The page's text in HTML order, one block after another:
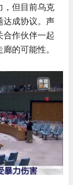
，但目前乌克
达成协议。声
合作伙伴一起
的可能性。